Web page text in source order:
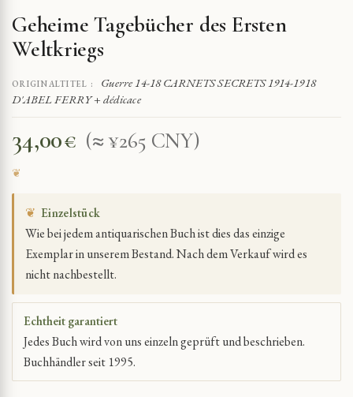
Geheime Tagebücher des Ersten
Weltkriegs
ORIGINALTITEL :
Guerre 14-18 CARNETS SECRETS 1914-1918
D'ABEL FERRY + dédicace
34,00€ (≈ ¥265 CNY)
❦ Einzelstück
Wie bei jedem antiquarischen Buch ist dies das einzige
Exemplar in unserem Bestand. Nach dem Verkauf wird es
nicht nachbestellt.
Echtheit garantiert
Jedes Buch wird von uns einzeln geprüft und beschrieben.
Buchhändler seit 1995.